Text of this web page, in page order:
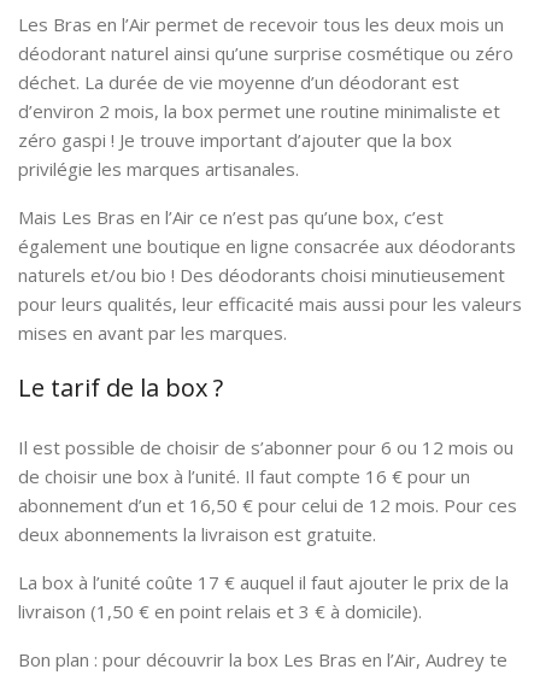
Les Bras en l’Air permet de recevoir tous les deux mois un
déodorant naturel ainsi qu’une surprise cosmétique ou zéro
déchet. La durée de vie moyenne d’un déodorant est
d’environ 2 mois, la box permet une routine minimaliste et
zéro gaspi ! Je trouve important d’ajouter que la box
privilégie les marques artisanales.
Mais Les Bras en l’Air ce n’est pas qu’une box, c’est
également une boutique en ligne consacrée aux déodorants
naturels et/ou bio ! Des déodorants choisi minutieusement
pour leurs qualités, leur efficacité mais aussi pour les valeurs
mises en avant par les marques.
Le tarif de la box ?
Il est possible de choisir de s’abonner pour 6 ou 12 mois ou
de choisir une box à l’unité. Il faut compte 16 € pour un
abonnement d’un et 16,50 € pour celui de 12 mois. Pour ces
deux abonnements la livraison est gratuite.
La box à l’unité coûte 17 € auquel il faut ajouter le prix de la
livraison (1,50 € en point relais et 3 € à domicile).
Bon plan : pour découvrir la box Les Bras en l’Air, Audrey te